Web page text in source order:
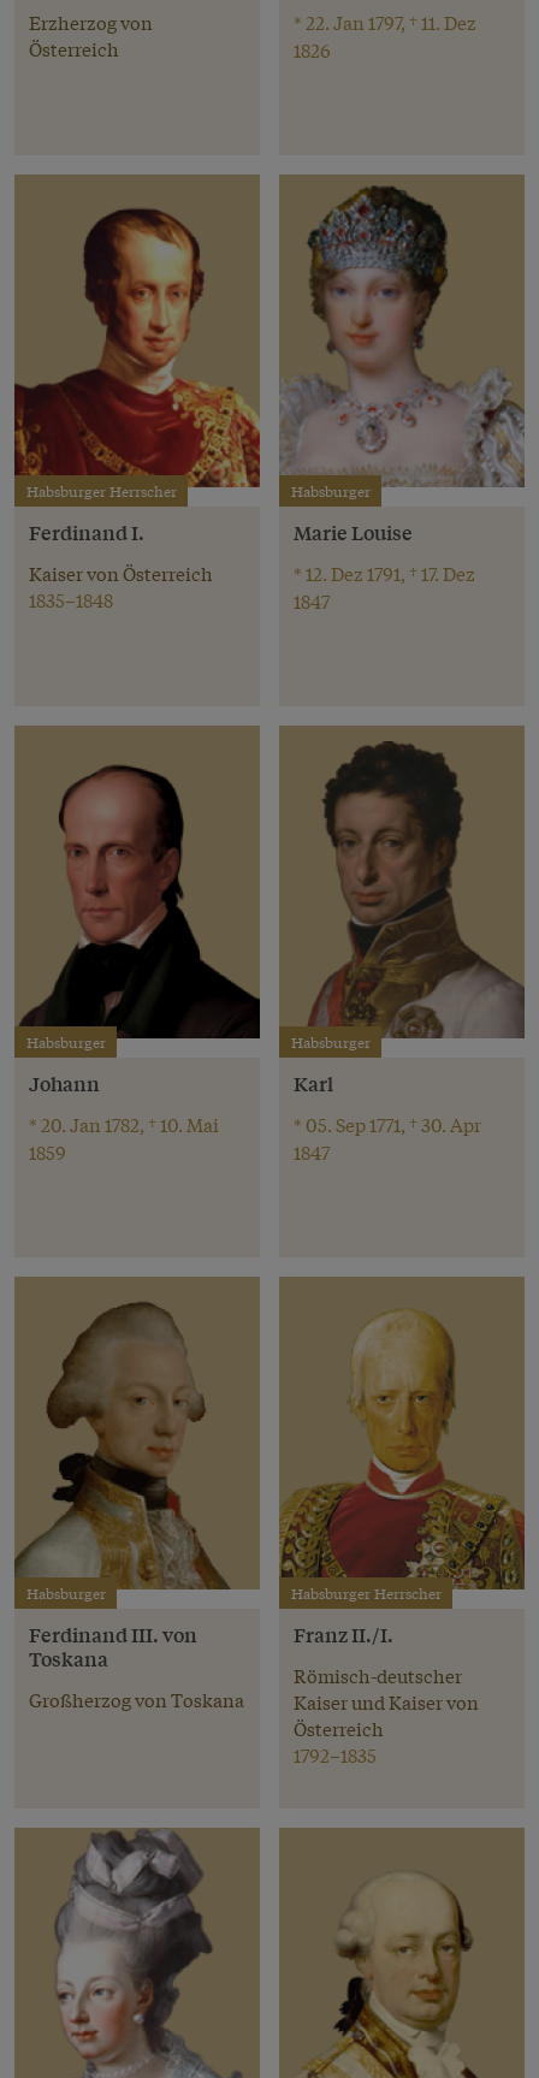
Erzherzog von
Österreich
* 22. Jan 1797, † 11. Dez
1826
Habsburger Herrscher
Ferdinand I.
Kaiser von Österreich
1835–1848
Habsburger
Marie Louise
* 12. Dez 1791, † 17. Dez
1847
Habsburger
Johann
* 20. Jan 1782, † 10. Mai
1859
Habsburger
Karl
* 05. Sep 1771, † 30. Apr
1847
Habsburger
Ferdinand III. von
Toskana
Großherzog von Toskana
Habsburger Herrscher
Franz II./I.
Römisch-deutscher
Kaiser und Kaiser von
Österreich
1792–1835